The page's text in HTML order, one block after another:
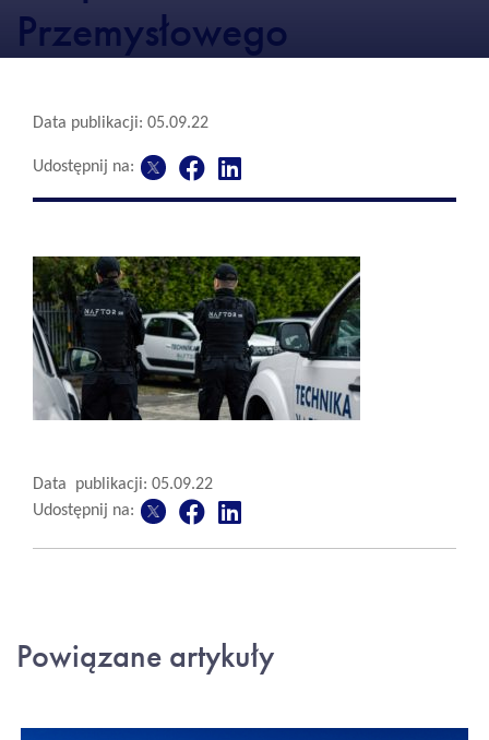
Przemysłowego
Data publikacji: 05.09.22
Udostępnij na:
Data publikacji: 05.09.22
Udostępnij na:
Powiązane artykuły